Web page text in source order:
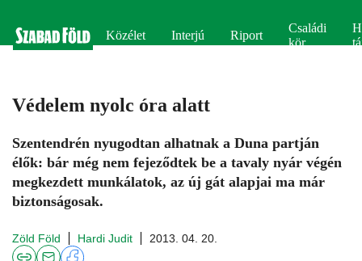
Közélet Interjú Riport
Családi
kör
Védelem nyolc óra alatt
Szentendrén nyugodtan alhatnak a Duna partján
élők: bár még nem fejeződtek be a tavaly nyár végén
megkezdett munkálatok, az új gát alapjai ma már
biztonságosak.
Zöld Föld Hardi Judit 2013. 04. 20.